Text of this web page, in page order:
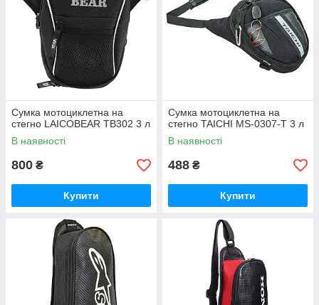
Сумка мотоциклетна на
стегно LAICOBEAR TB302 3 л
В наявності
800 ₴
Купити
Сумка мотоциклетна на
стегно TAICHI MS-0307-T 3 л
В наявності
488 ₴
Купити